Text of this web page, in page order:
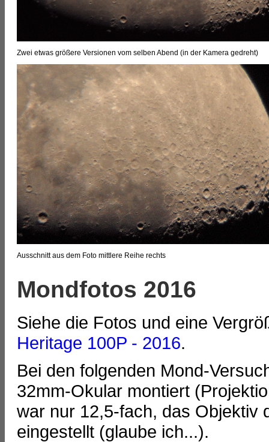
Zwei etwas größere Versionen vom selben Abend (in der Kamera gedreht)
Ausschnitt aus dem Foto mittlere Reihe rechts
Mondfotos 2016
Siehe die Fotos und eine
Heritage 100P - 2016.
Bei den folgenden Mond-
32mm-Okular montiert
war nur 12,5-fach, das Objektiv
eingestellt (glaube ich...).